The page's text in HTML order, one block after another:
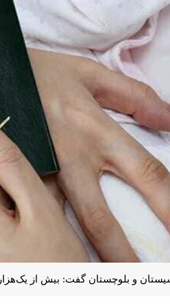
نفر از مردان این استان امسال با نام مبارک علی و ترکیبات آن نامگذاری شدند.